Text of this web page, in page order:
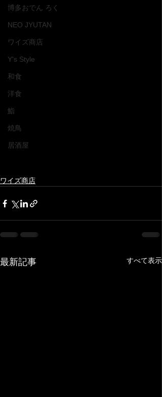
博多おでん ろく
NEO JYUTAN
ワイズ商店
Y's Style
和食
洋食
鮨
焼鳥
居酒屋
ワイズ商店
最新記事 すべて表示